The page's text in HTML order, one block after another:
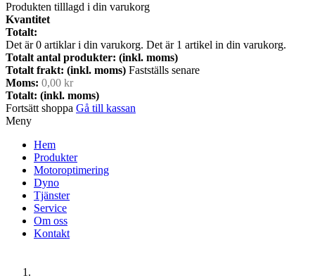
Produkten tilllagd i din varukorg
Kvantitet
Totalt:
Det är0 artiklar i din varukorg. Det är 1 artikel in din varukorg.
Totalt antal produkter: (inkl. moms)
Totalt frakt: (inkl. moms) Fastställs senare
Moms: 0,00 kr
Totalt: (inkl. moms)
Fortsätt shoppa Gå till kassan
Meny
Hem
Produkter
Motoroptimering
Dyno
Tjänster
Service
Om oss
Kontakt